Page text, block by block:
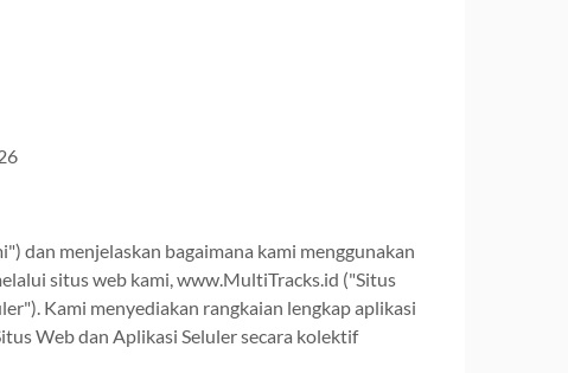
dan menjelaskan bagaimana kami menggunakan
situs web kami, www.MultiTracks.id ("Situs
Kami menyediakan rangkaian lengkap aplikasi
Web dan Aplikasi Seluler secara kolektif